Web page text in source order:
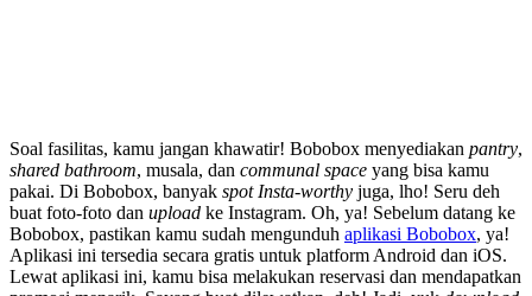
Soal fasilitas, kamu jangan khawatir! Bobobox menyediakan pantry,
shared bathroom, musala, dan communal space yang bisa kamu
pakai. Di Bobobox, banyak spot Insta-worthy juga, lho! Seru deh
buat foto-foto dan upload ke Instagram. Oh, ya! Sebelum datang ke
Bobobox, pastikan kamu sudah mengunduh aplikasi Bobobox, ya!
Aplikasi ini tersedia secara gratis untuk platform Android dan iOS.
Lewat aplikasi ini, kamu bisa melakukan reservasi dan mendapatkan